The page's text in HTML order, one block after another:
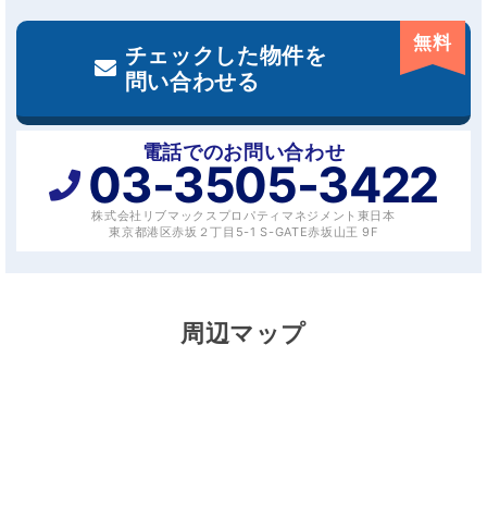
チェックした物件を
問い合わせる
無料
電話でのお問い合わせ
03-3505-3422
株式会社リブマックスプロパティマネジメント東日本
東京都港区赤坂２丁目5-1 S-GATE赤坂山王 9F
周辺マップ